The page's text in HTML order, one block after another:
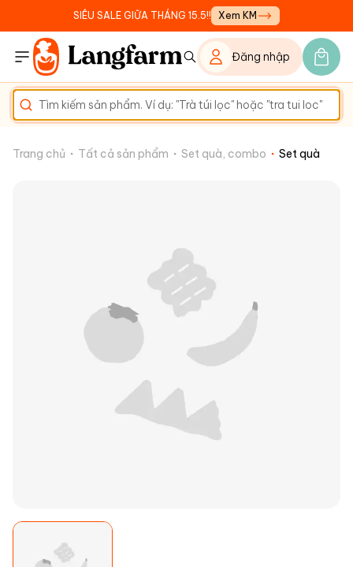
SIÊU SALE GIỮA THÁNG 15.5!! Xem KM
Đăng nhập
Trang chủ Tất cả sản phẩm Set quà, combo Set quà